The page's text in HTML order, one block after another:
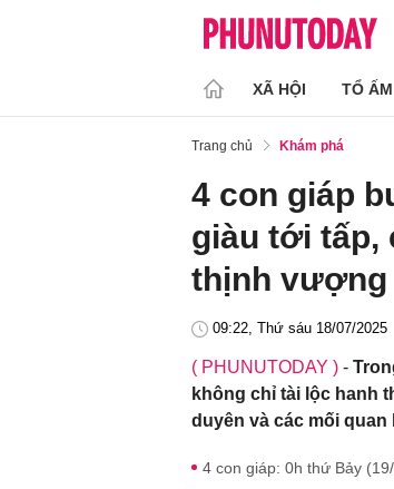
XÃ HỘI TỔ ẤM
Trang chủ Khám phá
4 con giáp
giàu tới tấp,
thịnh vượng
09:22, Thứ sáu 18/07/2025
( PHUNUTODAY ) -
không chỉ tài lộc hanh
duyên và các mối quan
4 con giáp: 0h thứ Bảy